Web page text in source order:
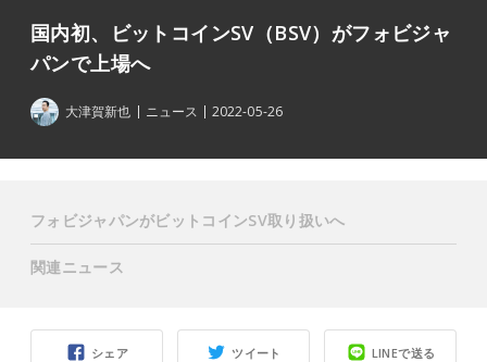
国内初、ビットコインSV（BSV）がフォビジャ
パンで上場へ
大津賀新也 ニュース 2022-05-26
シェア ツイート LINEで送る
フォビジャパンがビットコインSV取り扱いへ
関連ニュース